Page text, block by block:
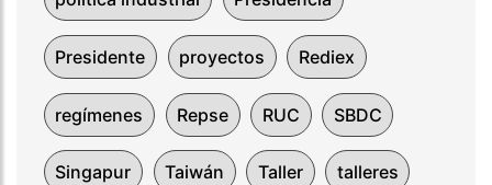
Presidente proyectos Rediex
regímenes Repse RUC SBDC
Singapur Taiwán Taller talleres